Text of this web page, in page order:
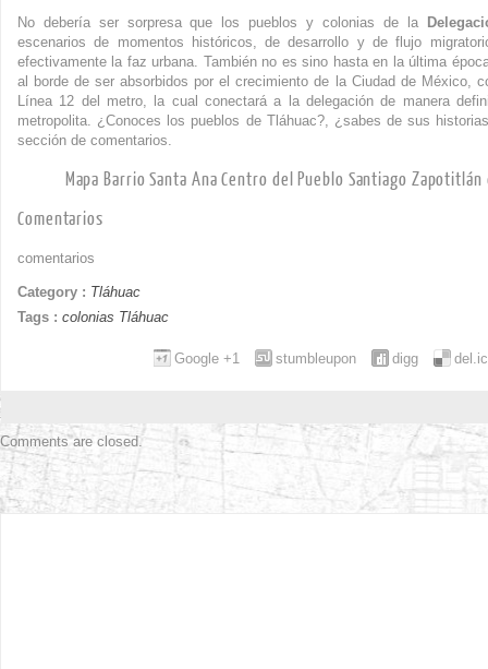
No debería ser sorpresa que los pueblos y colonias de la
escenarios de momentos históricos, de desarrollo y de flujo
efectivamente la faz urbana. También no es sino hasta en la última
al borde de ser absorbidos por el crecimiento de la Ciudad de México,
Línea 12 del metro, la cual conectará a la delegación de manera
metropolita. ¿Conoces los pueblos de Tláhuac?, ¿sabes de sus
sección de comentarios.
Mapa Barrio Santa Ana Centro del Pueblo Santiago
Comentarios
comentarios
Category : Tláhuac
Tags : colonias Tláhuac
digg
stumbleupon
Google +1
Comments are closed.